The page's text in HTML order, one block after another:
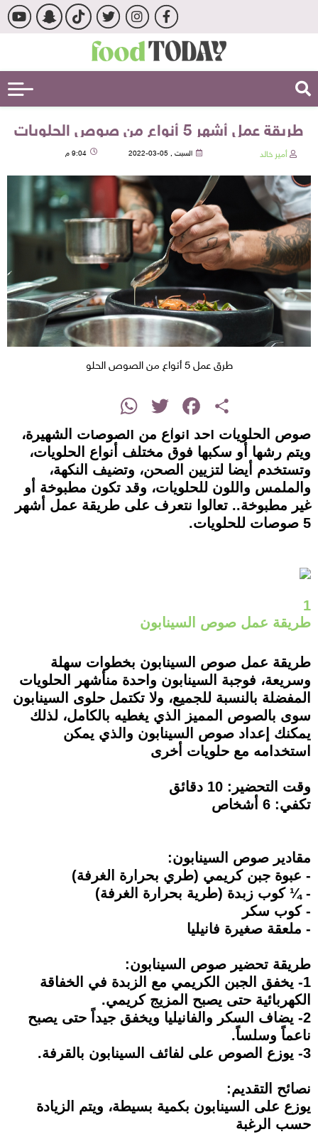
طريقة عمل أشهر 5 أنواع من صوص الحلويات
أمير خالد السبت , 05-03-2022 9:04 م
طرق عمل 5 أنواع من الصوص الحلو
Share
Facebook
Twitter
WhatsApp
صوص الحلويات أحد أنواع من الصوصات الشهيرة،
ويتم رشها أو سكبها فوق مختلف أنواع الحلويات،
وتستخدم أيضا لتزيين الصحن، وتضيف النكهة،
والملمس واللون للحلويات، وقد تكون مطبوخة أو
غير مطبوخة.. تعالوا نتعرف على طريقة عمل أشهر
5 صوصات للحلويات.
1
طريقة عمل صوص السينابون
طريقة عمل صوص السينابون بخطوات سهلة
وسريعة، فوجبة السينابون واحدة منأشهر الحلويات
المفضلة بالنسبة للجميع، ولا تكتمل حلوى السينابون
سوى بالصوص المميز الذي يغطيه بالكامل، لذلك
يمكنك إعداد صوص السينابون والذي يمكن
استخدامه مع حلويات أخرى
وقت التحضير: 10 دقائق
تكفي: 6 أشخاص
مقادير صوص السينابون:
- عبوة جبن كريمي (طري بحرارة الغرفة)
- ¼ كوب زبدة (طرية بحرارة الغرفة)
- كوب سكر
- ملعقة صغيرة فانيليا
طريقة تحضير صوص السينابون:
1- يخفق الجبن الكريمي مع الزبدة في الخفاقة
الكهربائية حتى يصبح المزيج كريمي.
2- يضاف السكر والفانيليا ويخفق جيداً حتى يصبح
ناعماً وسلساً.
3- يوزع الصوص على لفائف السينابون بالقرفة.
نصائح التقديم:
يوزع على السينابون بكمية بسيطة، ويتم الزيادة
حسب الرغبة